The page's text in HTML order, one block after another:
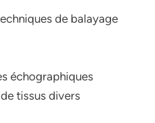
de balayage
échographiques
tissus divers